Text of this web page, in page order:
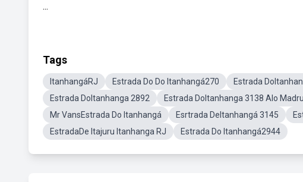
...
Tags
ItanhangáRJ Estrada Do Do Itanhangá270 Estrada
Estrada DoItanhanga 2892
Estrada DoItanhanga 3138 Alo
Mr VansEstrada Do Itanhangá
Esrtrada DeItanhangá 3145
EstradaDe Itajuru Itanhanga RJ
Estrada Do Itanhangá2944